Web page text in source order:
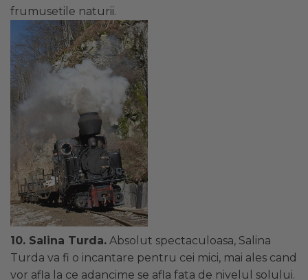
frumusetile naturii.
10. Salina Turda. Absolut spectaculoasa, Salina
Turda va fi o incantare pentru cei mici, mai ales cand
vor afla la ce adancime se afla fata de nivelul solului.